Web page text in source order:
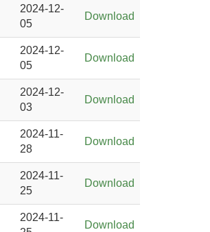
2024-12-
05
Download
2024-12-
05
Download
2024-12-
03
Download
2024-11-
28
Download
2024-11-
25
Download
2024-11-
Download